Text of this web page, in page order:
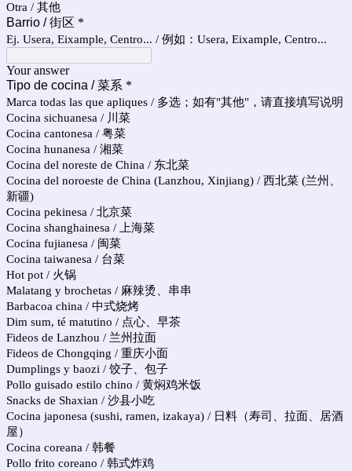
Otra / 其他
Barrio / 街区 *
Ej. Usera, Eixample, Centro... / 例如：Usera, Eixample, Centro...
Your answer
Tipo de cocina / 菜系 *
Marca todas las que apliques / 多选；如有"其他"，请直接填写说明
Cocina sichuanesa / 川菜
Cocina cantonesa / 粤菜
Cocina hunanesa / 湘菜
Cocina del noreste de China / 东北菜
Cocina del noroeste de China (Lanzhou, Xinjiang) / 西北菜 (兰州、
新疆)
Cocina pekinesa / 北京菜
Cocina shanghainesa / 上海菜
Cocina fujianesa / 闽菜
Cocina taiwanesa / 台菜
Hot pot / 火锅
Malatang y brochetas / 麻辣烫、串串
Barbacoa china / 中式烧烤
Dim sum, té matutino / 点心、早茶
Fideos de Lanzhou / 兰州拉面
Fideos de Chongqing / 重庆小面
Dumplings y baozi / 饺子、包子
Pollo guisado estilo chino / 黄焖鸡米饭
Snacks de Shaxian / 沙县小吃
Cocina japonesa (sushi, ramen, izakaya) / 日料（寿司、拉面、居酒
屋）
Cocina coreana / 韩餐
Pollo frito coreano / 韩式炸鸡